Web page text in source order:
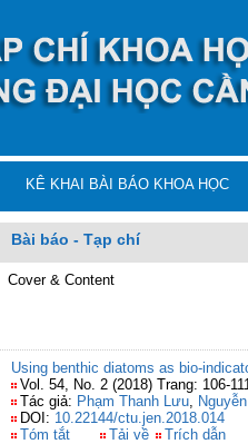
KÊ KHAI BÀI BÁO KHOA HỌC
Bài báo - Tạp chí
Cover & Content
Using benthic diatoms as bio-
Vol. 54, No. 2 (2018) Trang: 106-
Tác giả: Phạm Thanh Lưu,
DOI: 10.22144/ctu.jen.2018.014
Tóm tắt
Tải về Trích dẫn